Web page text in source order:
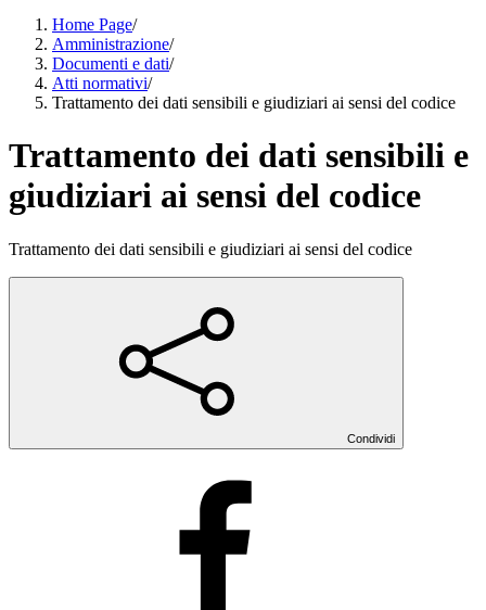
Home Page/
Amministrazione/
Documenti e dati/
Atti normativi/
Trattamento dei dati sensibili e giudiziari ai sensi del codice
Trattamento dei dati sensibili e
giudiziari ai sensi del codice
Trattamento dei dati sensibili e giudiziari ai sensi del codice
Condividi